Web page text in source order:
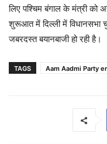
लिए पश्चिम बंगाल के मंत्री को
शुरूआत में दिल्ली में विधानसभा
जबरदस्त बयानबाजी हो रही है।
TAGS Aam Aadmi Party